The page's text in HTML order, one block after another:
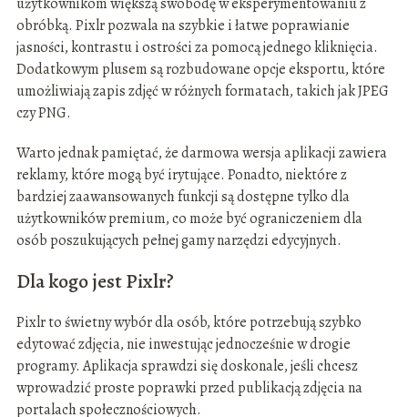
obróbką. Pixlr pozwala na szybkie i łatwe poprawianie
jasności, kontrastu i ostrości za pomocą jednego kliknięcia.
Dodatkowym plusem są rozbudowane opcje eksportu, które
umożliwiają zapis zdjęć w różnych formatach, takich jak JPEG
czy PNG.
Warto jednak pamiętać, że darmowa wersja aplikacji zawiera
reklamy, które mogą być irytujące. Ponadto, niektóre z
bardziej zaawansowanych funkcji są dostępne tylko dla
użytkowników premium, co może być ograniczeniem dla
osób poszukujących pełnej gamy narzędzi edycyjnych.
Dla kogo jest Pixlr?
Pixlr to świetny wybór dla osób, które potrzebują szybko
edytować zdjęcia, nie inwestując jednocześnie w drogie
programy. Aplikacja sprawdzi się doskonale, jeśli chcesz
wprowadzić proste poprawki przed publikacją zdjęcia na
portalach społecznościowych.